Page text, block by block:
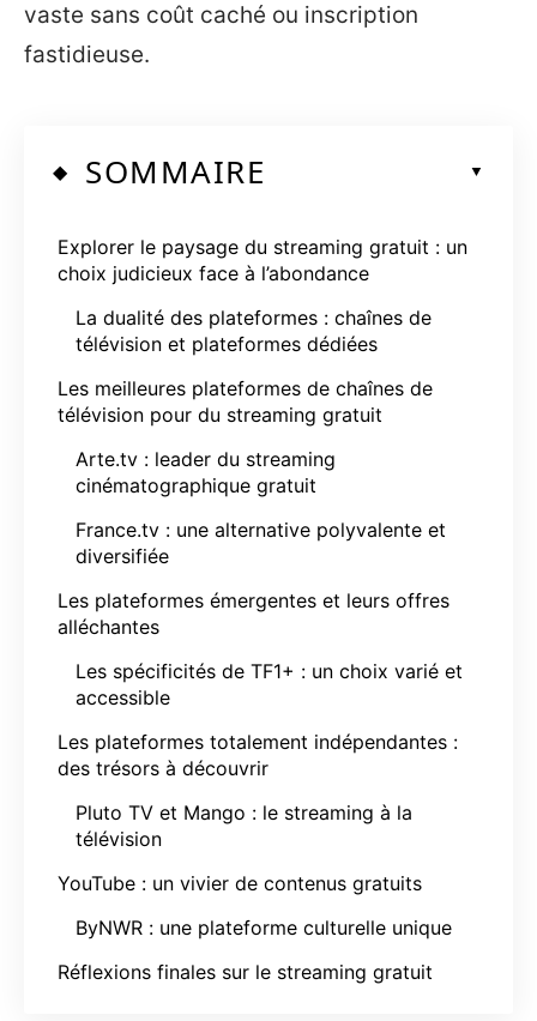
vaste sans coût caché ou inscription
fastidieuse.
SOMMAIRE
Explorer le paysage du streaming gratuit : un
choix judicieux face à l’abondance
La dualité des plateformes : chaînes de
télévision et plateformes dédiées
Les meilleures plateformes de chaînes de
télévision pour du streaming gratuit
Arte.tv : leader du streaming
cinématographique gratuit
France.tv : une alternative polyvalente et
diversifiée
Les plateformes émergentes et leurs offres
alléchantes
Les spécificités de TF1+ : un choix varié et
accessible
Les plateformes totalement indépendantes :
des trésors à découvrir
Pluto TV et Mango : le streaming à la
télévision
YouTube : un vivier de contenus gratuits
ByNWR : une plateforme culturelle unique
Réflexions finales sur le streaming gratuit